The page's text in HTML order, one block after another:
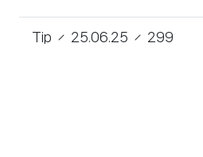
Tip 25.06.25 299